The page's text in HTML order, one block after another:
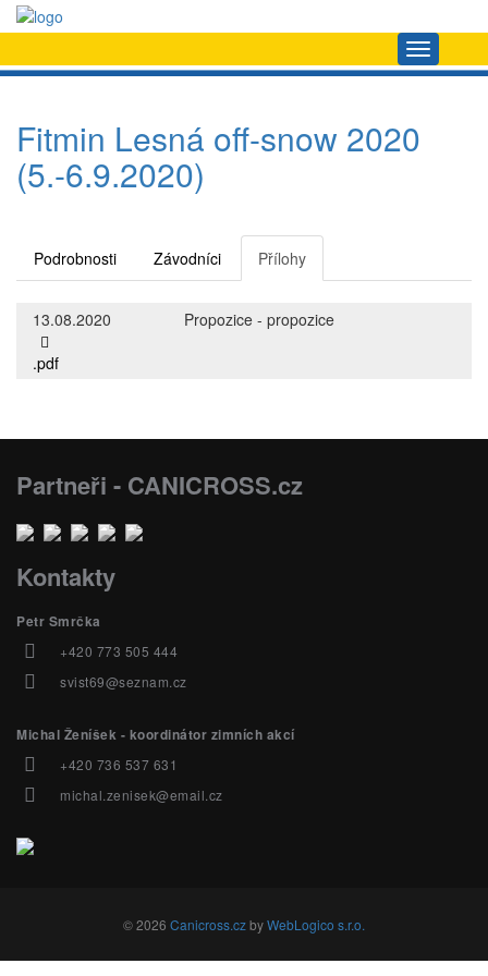
Navigace
Fitmin Lesná off-snow 2020
(5.-6.9.2020)
Podrobnosti Závodníci Přílohy
13.08.2020
Propozice - propozice
.pdf
Partneři - CANICROSS.cz
Kontakty
Petr Smrčka
+420 773 505 444
svist69@seznam.cz
Michal Ženíšek - koordinátor zimních akcí
+420 736 537 631
michal.zenisek@email.cz
© 2026 Canicross.czbyWebLogico s.r.o.